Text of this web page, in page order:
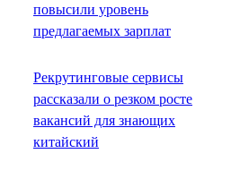
повысили уровень
предлагаемых зарплат
Рекрутинговые сервисы
рассказали о резком росте
вакансий для знающих
китайский